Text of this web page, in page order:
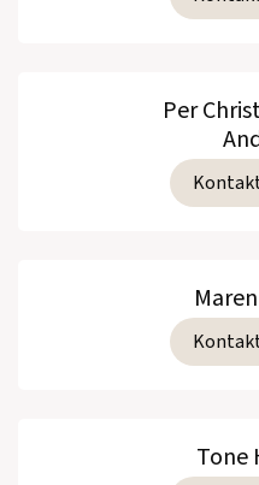
Per
Tone